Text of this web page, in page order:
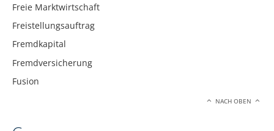
Freie Marktwirtschaft
Freistellungsauftrag
Fremdkapital
Fremdversicherung
Fusion
NACH OBEN